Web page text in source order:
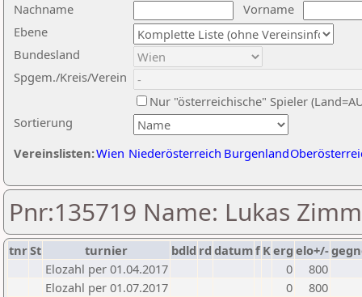
Nachname
Vorname
Ebene
Sortierung
Bundesland
Spgem./Kreis/Verein
Nur "österreichische" Spieler
Vereinslisten:Wien Niederösterreich Burgenland
Pnr:135719 Name: Lukas
tnrSt turnier bdld rd datumf Kerg elo+/-
Elozahl per 01.04.2017
0
800
Elozahl per 01.07.2017
0
800